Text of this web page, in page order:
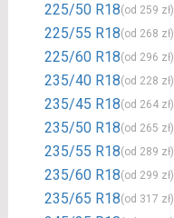
225/50 R18(od 259 zł)
225/55 R18(od 268 zł)
225/60 R18(od 296 zł)
235/40 R18(od 228 zł)
235/45 R18(od 264 zł)
235/50 R18(od 265 zł)
235/55 R18(od 289 zł)
235/60 R18(od 299 zł)
235/65 R18(od 317 zł)